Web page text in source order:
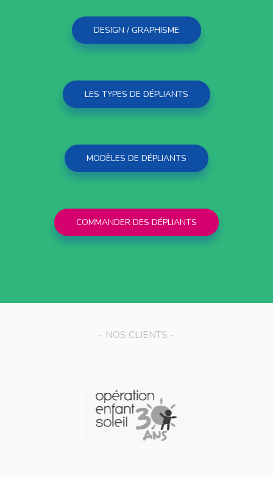
DESIGN / GRAPHISME
LES TYPES DE DÉPLIANTS
MODÈLES DE DÉPLIANTS
COMMANDER DES DÉPLIANTS
- NOS CLIENTS -